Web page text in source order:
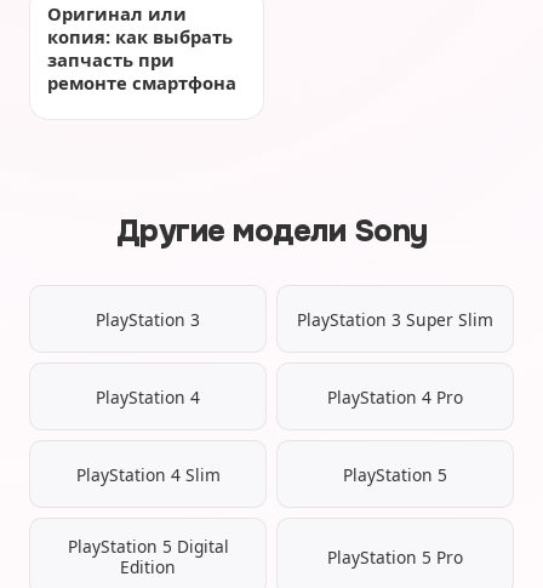
Оригинал или
копия: как выбрать
запчасть при
ремонте смартфона
Другие модели Sony
PlayStation 3 PlayStation 3 Super Slim
PlayStation 4 PlayStation 4 Pro
PlayStation 4 Slim PlayStation 5
PlayStation 5 Digital
Edition
PlayStation 5 Pro